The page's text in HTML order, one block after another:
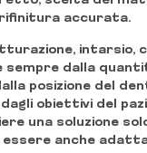
rifinitura accurata.
intarsio,
sempre dalla
posizione del
obiettivi del
una soluzione
essere anche